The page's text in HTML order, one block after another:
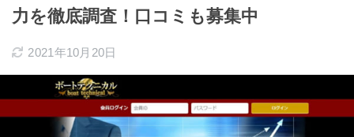
力を徹底調査！口コミも募集中
2021年10月20日